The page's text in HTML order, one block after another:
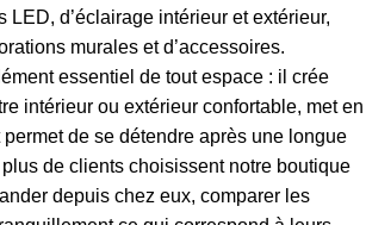
LED, d’éclairage intérieur et extérieur,
murales et d’accessoires.
essentiel de tout espace : il crée
intérieur ou extérieur confortable, met en
de se détendre après une longue
de clients choisissent notre boutique
depuis chez eux, comparer les